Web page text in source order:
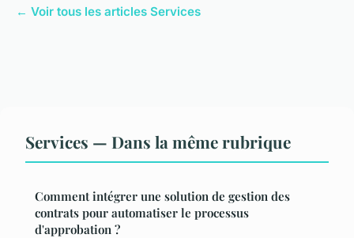
← Voir tous les articles Services
Services — Dans la même rubrique
Comment intégrer une solution de gestion des
contrats pour automatiser le processus
d'approbation ?